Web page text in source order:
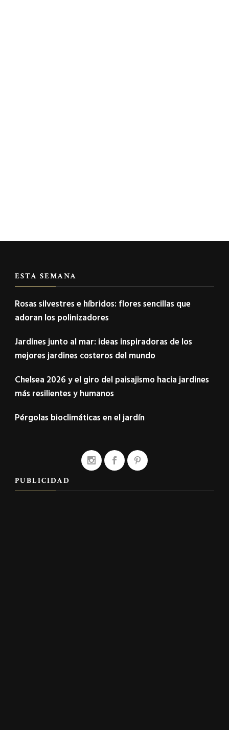
ESTA SEMANA
Rosas silvestres e híbridos: flores sencillas que
adoran los polinizadores
Jardines junto al mar: ideas inspiradoras de los
mejores jardines costeros del mundo
Chelsea 2026 y el giro del paisajismo hacia jardines
más resilientes y humanos
Pérgolas bioclimáticas en el jardín
PUBLICIDAD